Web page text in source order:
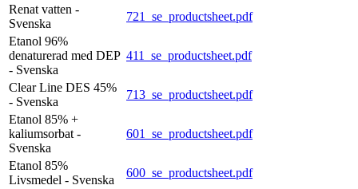
Renat vatten -
Svenska
721_se_productsheet.pdf
Etanol 96%
denaturerad med DEP
- Svenska
411_se_productsheet.pdf
Clear Line DES 45%
- Svenska
713_se_productsheet.pdf
Etanol 85% +
kaliumsorbat -
Svenska
601_se_productsheet.pdf
Etanol 85%
Livsmedel - Svenska
600_se_productsheet.pdf